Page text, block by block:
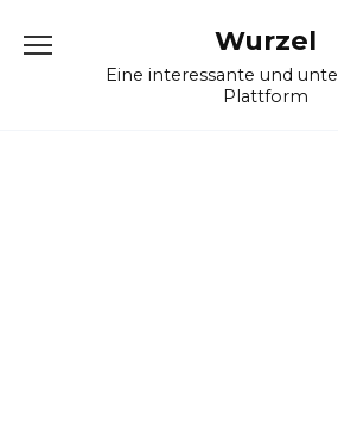
Wurzel
Eine interessante und
Plattform